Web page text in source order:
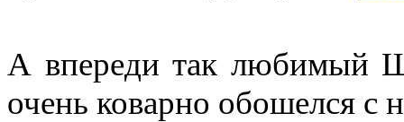
А впереди так любимый
очень коварно обошелся с